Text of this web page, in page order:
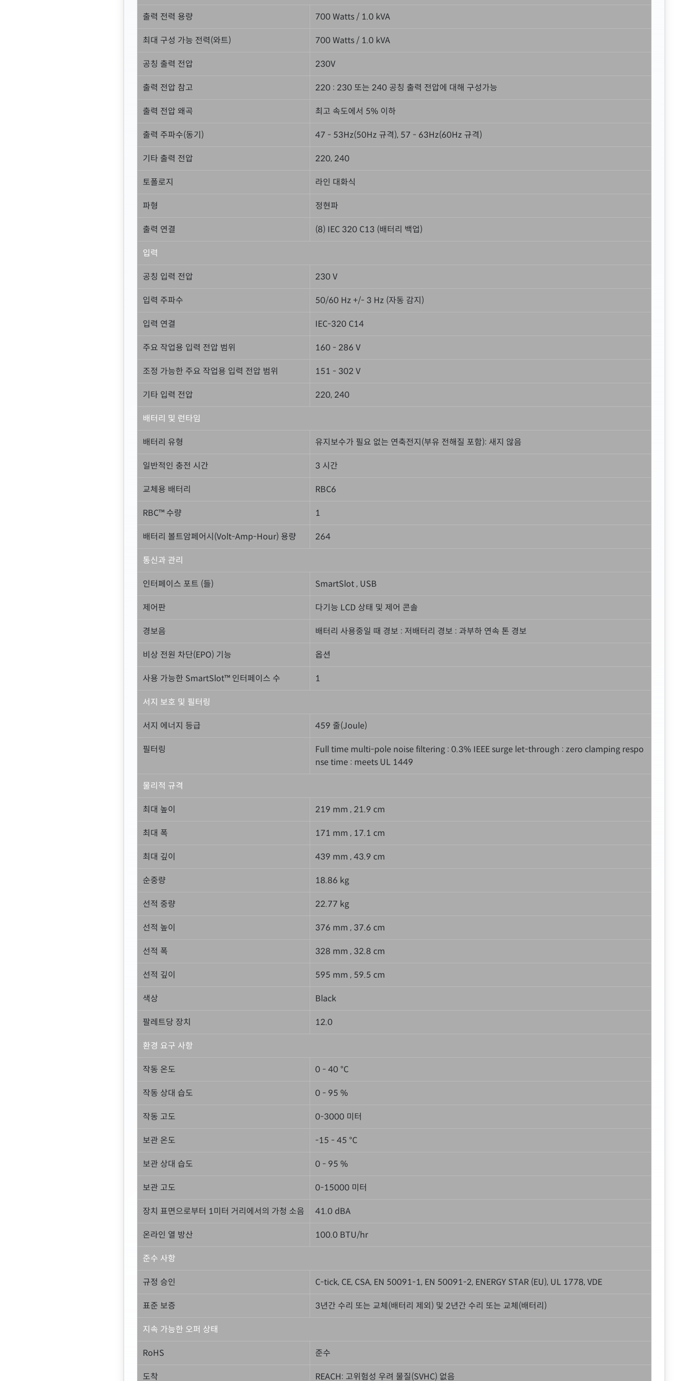
출력 전력 용량 700 Watts / 1.0 kVA
최대 구성 가능 전력(와트) 700 Watts / 1.0 kVA
공칭 출력 전압 230V
출력 전압 참고 220 : 230 또는 240 공칭 출력 전압에 대해 구성가능
출력 전압 왜곡 최고 속도에서 5% 이하
출력 주파수(동기) 47 - 53Hz(50Hz 규격), 57 - 63Hz(60Hz 규격)
기타 출력 전압 220, 240
토폴로지 라인 대화식
파형 정현파
출력 연결 (8) IEC 320 C13 (배터리 백업)
입력
공칭 입력 전압 230 V
입력 주파수 50/60 Hz +/- 3 Hz (자동 감지)
입력 연결 IEC-320 C14
주요 작업용 입력 전압 범위 160 - 286 V
조정 가능한 주요 작업용 입력 전압 범위 151 - 302 V
기타 입력 전압 220, 240
배터리 및 런타임
배터리 유형 유지보수가 필요 없는 연축전지(부유 전해질 포함): 새지 않음
일반적인 충전 시간 3 시간
교체용 배터리 RBC6
RBC™ 수량 1
배터리 볼트암페어시(Volt-Amp-Hour) 용량 264
통신과 관리
인터페이스 포트 (들) SmartSlot , USB
제어판 다기능 LCD 상태 및 제어 콘솔
경보음 배터리 사용중일 때 경보 : 저배터리 경보 : 과부하 연속 톤 경보
비상 전원 차단(EPO) 기능 옵션
사용 가능한 SmartSlot™ 인터페이스 수 1
서지 보호 및 필터링
서지 에너지 등급 459 줄(Joule)
필터링
Full time multi-pole noise filtering : 0.3% IEEE surge let-through : zero clamping respo
nse time : meets UL 1449
물리적 규격
최대 높이 219 mm , 21.9 cm
최대 폭 171 mm , 17.1 cm
최대 깊이 439 mm , 43.9 cm
순중량 18.86 kg
선적 중량 22.77 kg
선적 높이 376 mm , 37.6 cm
선적 폭 328 mm , 32.8 cm
선적 깊이 595 mm , 59.5 cm
색상 Black
팔레트당 장치 12.0
환경 요구 사항
작동 온도 0 - 40 °C
작동 상대 습도 0 - 95 %
작동 고도 0-3000 미터
보관 온도 -15 - 45 °C
보관 상대 습도 0 - 95 %
보관 고도 0-15000 미터
장치 표면으로부터 1미터 거리에서의 가청 소음 41.0 dBA
온라인 열 방산 100.0 BTU/hr
준수 사항
규정 승인 C-tick, CE, CSA, EN 50091-1, EN 50091-2, ENERGY STAR (EU), UL 1778, VDE
표준 보증 3년간 수리 또는 교체(배터리 제외) 및 2년간 수리 또는 교체(배터리)
지속 가능한 오퍼 상태
RoHS 준수
도착 REACH: 고위험성 우려 물질(SVHC) 없음